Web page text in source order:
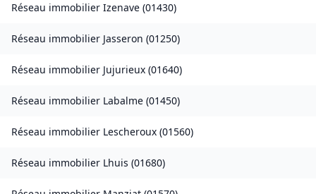
Réseau immobilier Izenave (01430)
Réseau immobilier Jasseron (01250)
Réseau immobilier Jujurieux (01640)
Réseau immobilier Labalme (01450)
Réseau immobilier Lescheroux (01560)
Réseau immobilier Lhuis (01680)